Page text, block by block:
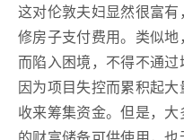
这对伦敦夫妇显然很富
修房子支付费用。类似
而陷入困境，不得不通
因为项目失控而累积起
收来筹集资金。但是，